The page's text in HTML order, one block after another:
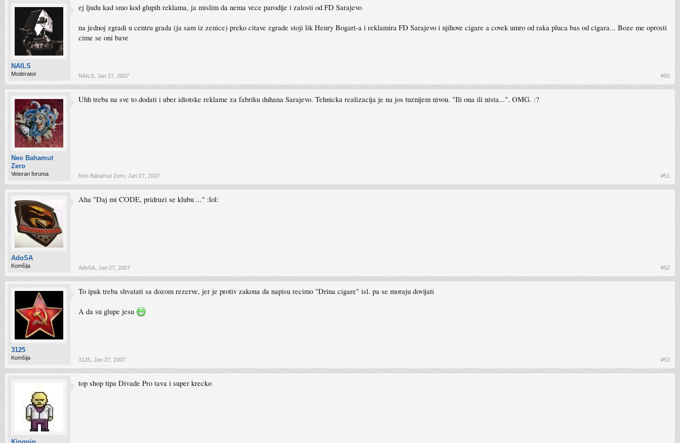
NAILS
Moderator
ej ljudu kad smo kod glupih reklama, ja mislim da nema vece parodije i zalosti od FD Sarajevo
na jednoj zgradi u centru grada (ja sam iz zenice) preko citave zgrade stoji lik Henry Bogart-a i reklamira FD Sarajevo i njihove cigare a covek umro od raka pluca bas od cigara... Boze me oprosti
cime se oni bave
NAILS Jan 27, 2007 #50
Neo Bahamut
Zero
Veteran foruma
Uhh treba na sve to dodati i uber idiotske reklame za fabriku duhana Sarajevo. Tehnicka realizacija je na jos tuznijem nivou. "Ili ona ili nista...". OMG. :?
Neo Bahamut Zero Jan 27, 2007 #51
AdoSA
Komšija
Aha "Daj mi CODE, pridruzi se klubu ..." :lol:
AdoSA Jan 27, 2007 #52
3125
Komšija
To ipak treba shvatati sa dozom rezerve, jer je protiv zakona da napisu recimo "Drina cigare" isl. pa se moraju dovijati
A da su glupe jesu
3125 Jan 27, 2007 #53
top shop tipa Divade Pro tava i super krecko